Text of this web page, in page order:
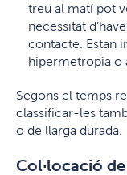
treu al matí pot
necessitat
contacte. Estan
hipermetropia o
Segons el temps
classificar-les
o de llarga durada.
Col·locació